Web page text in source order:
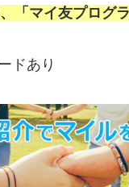
「マイ友プログ
ドあり